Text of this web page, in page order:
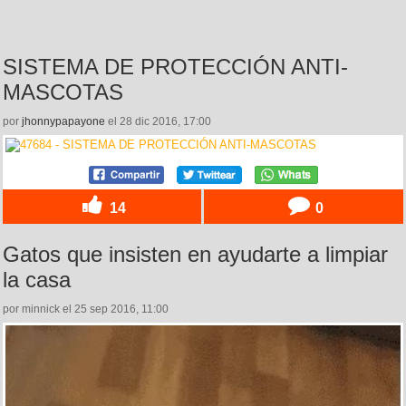
SISTEMA DE PROTECCIÓN ANTI-
MASCOTAS
por jhonnypapayone el 28 dic 2016, 17:00
14 0
Gatos que insisten en ayudarte a limpiar
la casa
por minnick el 25 sep 2016, 11:00